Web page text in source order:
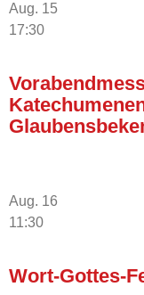
Aug. 15
17:30
Aug. 16
11:30
Wort-Gottes-